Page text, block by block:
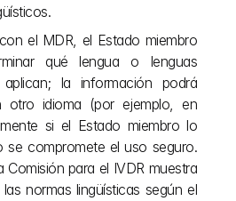
el MDR, el Estado miembro
qué lengua o lenguas
la información podrá
otro idioma (por ejemplo, en
si el Estado miembro lo
se compromete el uso seguro.
Comisión para el IVDR muestra
normas lingüísticas según el